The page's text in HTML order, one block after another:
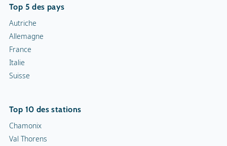
Top 5 des pays
Autriche
Allemagne
France
Italie
Suisse
Top 10 des stations
Chamonix
Val Thorens